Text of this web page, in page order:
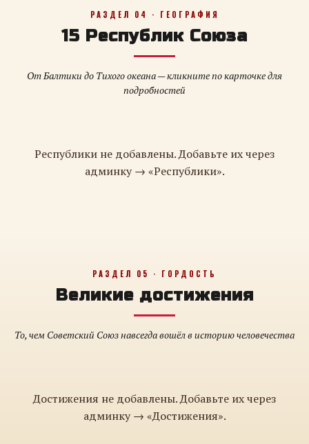
РАЗДЕЛ 04 · ГЕОГРАФИЯ
15 Республик Союза
От Балтики до Тихого океана — кликните по карточке для
подробностей
Республики не добавлены. Добавьте их через
админку → «Республики».
РАЗДЕЛ 05 · ГОРДОСТЬ
Великие достижения
То, чем Советский Союз навсегда вошёл в историю человечества
Достижения не добавлены. Добавьте их через
админку → «Достижения».